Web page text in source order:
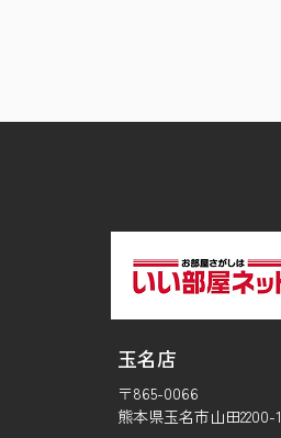
玉名店
〒865-0066
熊本県玉名市山田2200-1